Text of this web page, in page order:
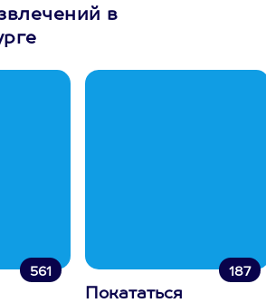
в
561 187
Покататься